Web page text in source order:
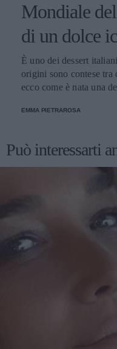
Mondiale
di un dolce
È uno dei dessert
origini sono contese tra
ecco come è nata una
EMMA PIETRAROSA
Può interessarti